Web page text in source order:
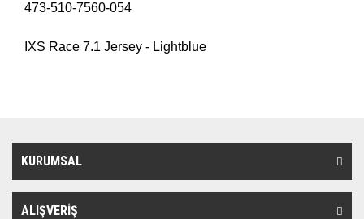
473-510-7560-054
IXS Race 7.1 Jersey - Lightblue
KURUMSAL
ALIŞVERİŞ